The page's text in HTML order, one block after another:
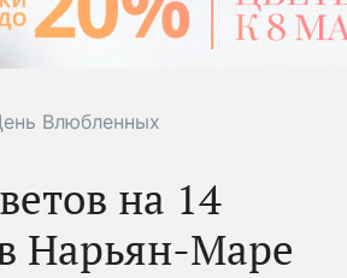
Влюбленных
на 14
Нарьян-Маре